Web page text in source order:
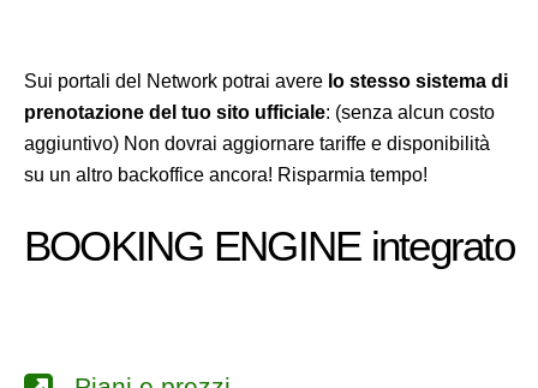
Sui portali del Network potrai avere lo stesso sistema di
prenotazione del tuo sito ufficiale: (senza alcun costo
aggiuntivo) Non dovrai aggiornare tariffe e disponibilità
su un altro backoffice ancora! Risparmia tempo!
BOOKING ENGINE integrato